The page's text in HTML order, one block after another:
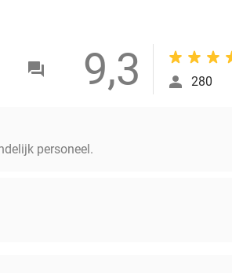
9,3 280
personeel.